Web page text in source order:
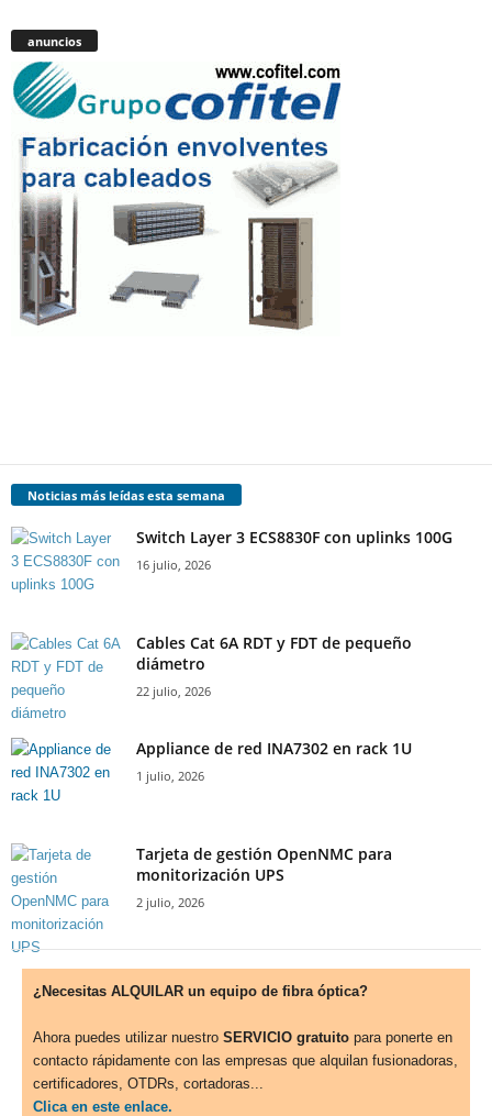
anuncios
Noticias más leídas esta semana
Switch Layer 3 ECS8830F con uplinks 100G
16 julio, 2026
Cables Cat 6A RDT y FDT de pequeño
diámetro
22 julio, 2026
Appliance de red INA7302 en rack 1U
1 julio, 2026
Tarjeta de gestión OpenNMC para
monitorización UPS
2 julio, 2026
¿Necesitas ALQUILAR un equipo de fibra óptica?
Ahora puedes utilizar nuestro SERVICIO gratuito para ponerte en
contacto rápidamente con las empresas que alquilan fusionadoras,
certificadores, OTDRs, cortadoras...
Clica en este enlace.